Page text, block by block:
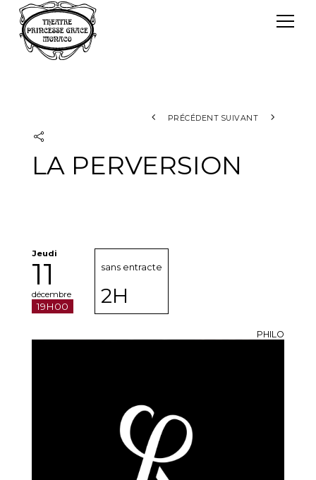
Le TPG
PRÉCÉDENT SUIVANT
LA PERVERSION
Jeudi
11
décembre
19H00
sans entracte
2H
PHILO
Panneau de gestion des cookies